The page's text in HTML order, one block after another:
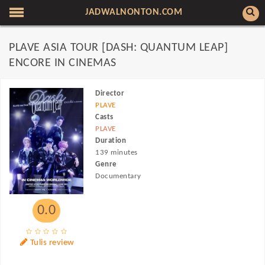
JADWALNONTON.COM
PLAVE ASIA TOUR [DASH: QUANTUM LEAP]
ENCORE IN CINEMAS
0.0
Tulis review
Director
PLAVE
Casts
PLAVE
Duration
139 minutes
Genre
Documentary